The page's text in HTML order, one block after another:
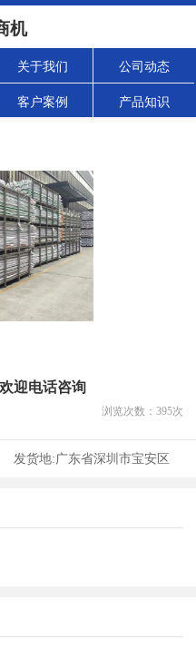
机
关于我们 公司动态
客户案例 产品知识
迎电话咨询
浏览次数： 395次
发货地:广东省深圳市宝安区